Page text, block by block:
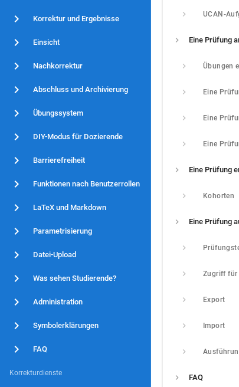
Korrektur und Ergebnisse
Einsicht
Nachkorrektur
Abschluss und Archivierung
Übungssystem
DIY-Modus für Dozierende
Barrierefreiheit
Funktionen nach Benutzerrollen
LaTeX und Markdown
Parametrisierung
Datei-Upload
Was sehen Studierende?
Administration
Symbolerklärungen
FAQ
Korrekturdienste
UCAN-
Eine Prüfung
Übungen
Eine
Eine
Eine
Kohorten
Eine Prüfung
Zugriff für
Export
Import
FAQ